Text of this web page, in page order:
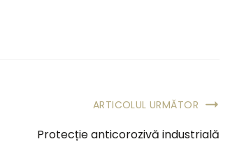
ARTICOLUL URMĂTOR
Protecție anticorozivă industrială